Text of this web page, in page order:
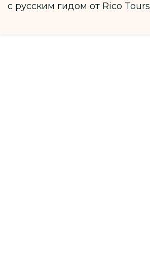
с русским гидом от Rico Tours